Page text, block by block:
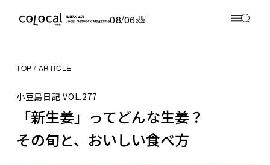
08/06THU
2026
TOP ARTICLE
小豆島日記VOL.277
「新生姜」ってどんな生姜？
その旬と、おいしい食べ方